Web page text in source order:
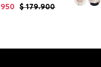
$ 179.900
950